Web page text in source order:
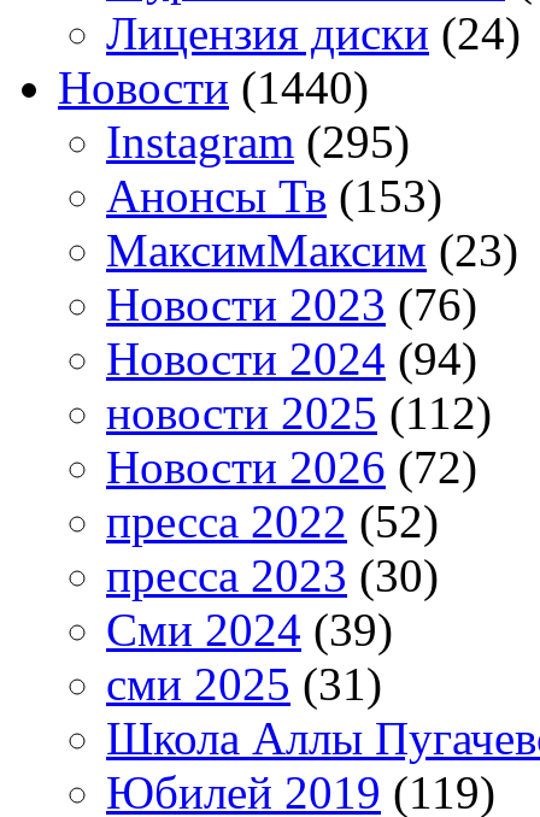
Лицензия диски (24)
Новости (1440)
Instagram (295)
Анонсы Тв (153)
МаксимМаксим (23)
Новости 2023 (76)
Новости 2024 (94)
новости 2025 (112)
Новости 2026 (72)
пресса 2022 (52)
пресса 2023 (30)
Сми 2024 (39)
сми 2025 (31)
Школа Аллы
Юбилей 2019 (119)